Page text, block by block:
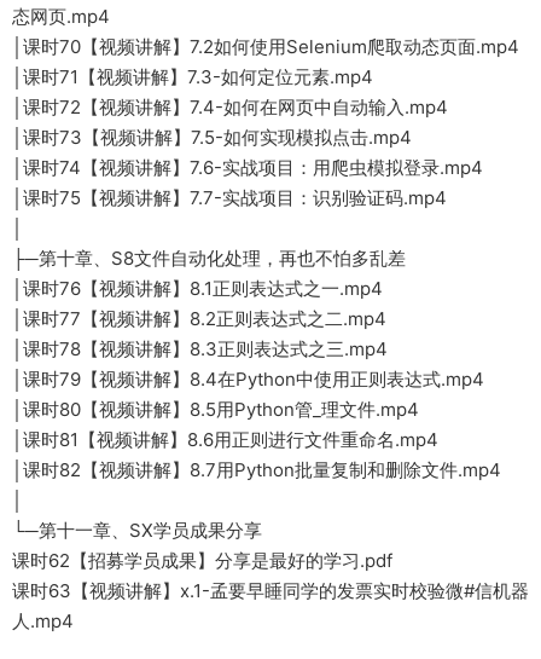
态网页.mp4
│课时70【视频讲解】7.2如何使用Selenium爬取动态页面.mp4
│课时71【视频讲解】7.3-如何定位元素.mp4
│课时72【视频讲解】7.4-如何在网页中自动输入.mp4
│课时73【视频讲解】7.5-如何实现模拟点击.mp4
│课时74【视频讲解】7.6-实战项目：用爬虫模拟登录.mp4
│课时75【视频讲解】7.7-实战项目：识别验证码.mp4
├─第十章、S8文件自动化处理，再也不怕多乱差
│课时76【视频讲解】8.1正则表达式之一.mp4
│课时77【视频讲解】8.2正则表达式之二.mp4
│课时78【视频讲解】8.3正则表达式之三.mp4
│课时79【视频讲解】8.4在Python中使用正则表达式.mp4
│课时80【视频讲解】8.5用Python管_理文件.mp4
│课时81【视频讲解】8.6用正则进行文件重命名.mp4
│课时82【视频讲解】8.7用Python批量复制和删除文件.mp4
└─第十一章、SX学员成果分享
课时62【招募学员成果】分享是最好的学习.pdf
课时63【视频讲解】x.1-孟要早睡同学的发票实时校验微#信机器
人.mp4